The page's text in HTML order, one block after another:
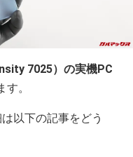
7025）の実機PC
。
以下の記事をどう